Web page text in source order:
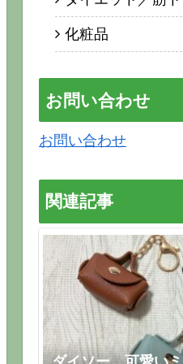
化粧品
お問い合わせ
お問い合わせ
関連記事